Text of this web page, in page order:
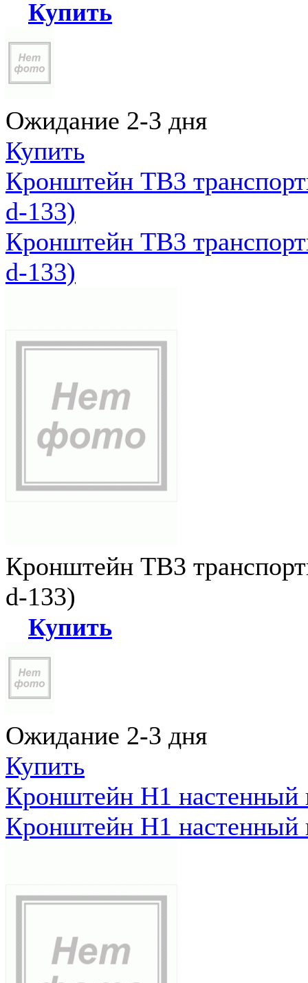
Купить
Ожидание 2-3 дня
Купить
Кронштейн ТВ3
d-133)
Кронштейн ТВ3
d-133)
Кронштейн ТВ3
d-133)
Купить
Ожидание 2-3 дня
Купить
Кронштейн Н1
Кронштейн Н1